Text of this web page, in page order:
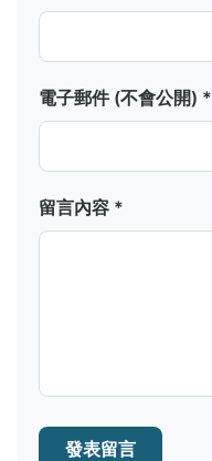
電子郵件 (不會公開) *
留言內容 *
發表留言